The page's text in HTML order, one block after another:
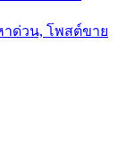
ด่วน, โพสต์ขาย